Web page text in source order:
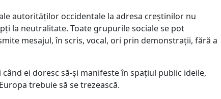
autorităților occidentale la adresa creștinilor nu
la neutralitate. Toate grupurile sociale se pot
mesajul, în scris, vocal, ori prin demonstrații, fără a
ei doresc să-și manifeste în spațiul public ideile,
trebuie să se trezească.